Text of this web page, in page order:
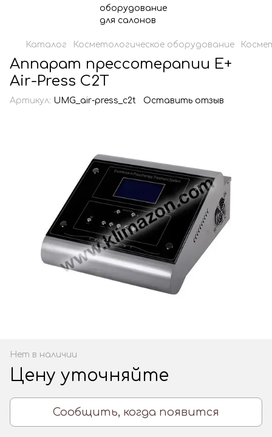
Каталог Косметологическое оборудование
Аппарат прессотерапии Е+
Air-Press C2T
Артикул: UMG_air-press_c2t Оставить отзыв
Нет в наличии
Цену уточняйте
Сообщить, когда появится